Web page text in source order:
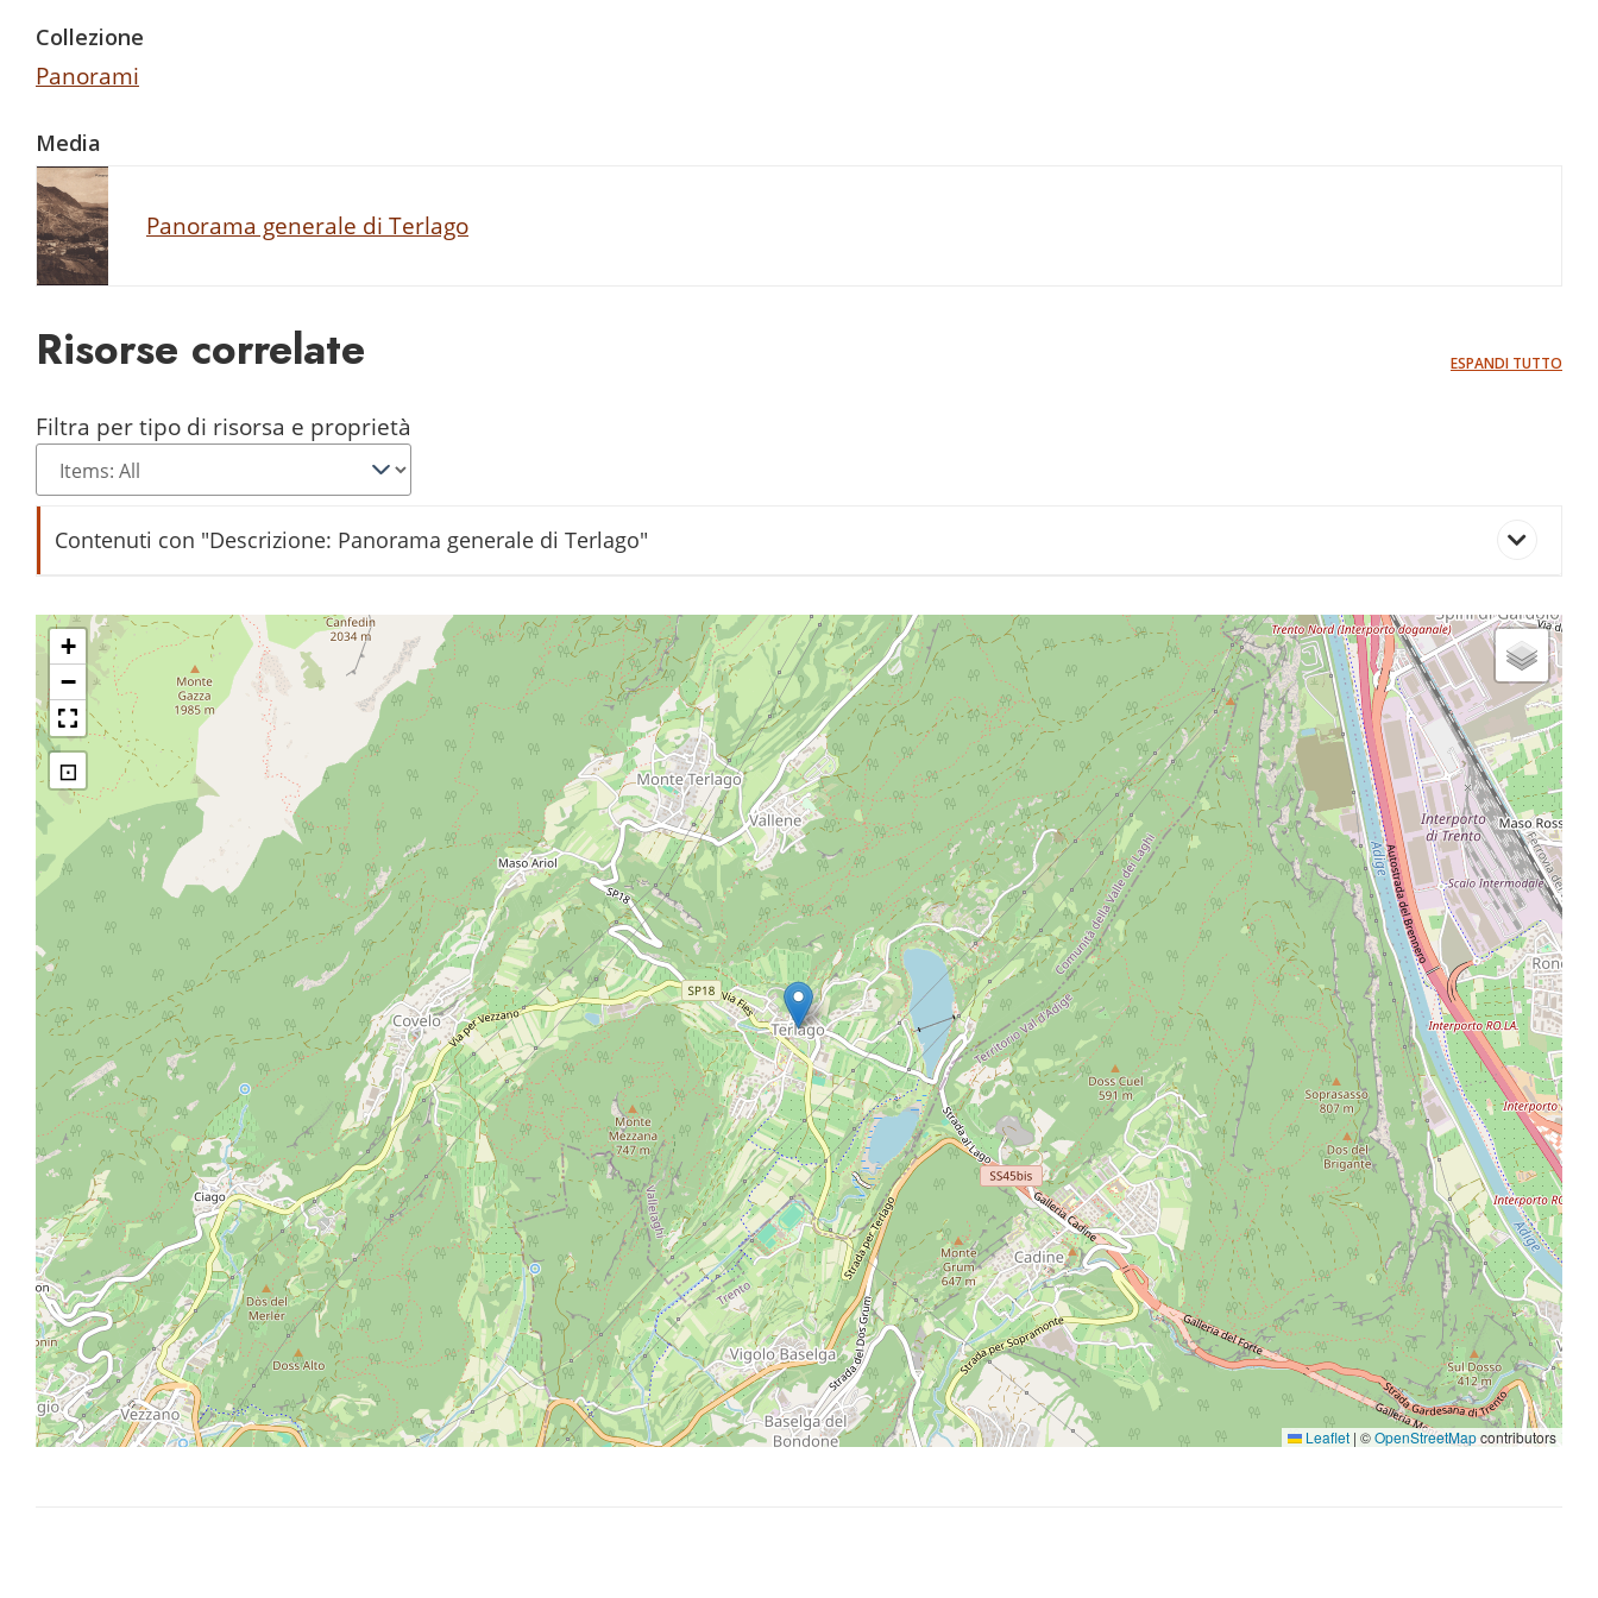
Collezione
Panorami
Media
Panorama generale di Terlago
Risorse correlate ESPANDI TUTTO
Filtra per tipo di risorsa e proprietà
Contenuti con "Descrizione: Panorama generale di Terlago"
(Trentino) Terlago 500 - Panorama
Terlago m. 500 - Panorama
+
−
⊡
Leaflet | ©OpenStreetMapcontributors